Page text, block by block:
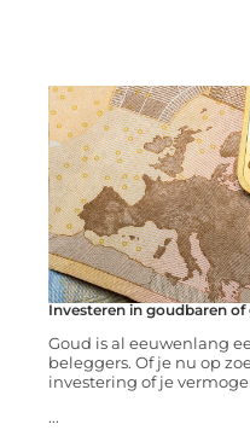
Investeren in goudbaren
Goud is al eeuwenlang
beleggers. Of je nu op
investering of je
...